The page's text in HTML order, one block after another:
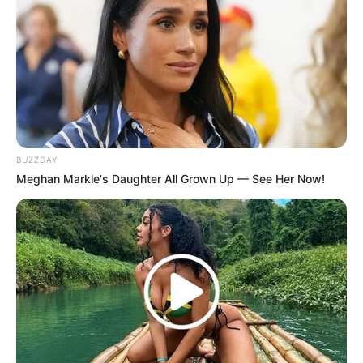
BUZZDAY
Meghan Markle's Daughter All Grown Up — See Her Now!